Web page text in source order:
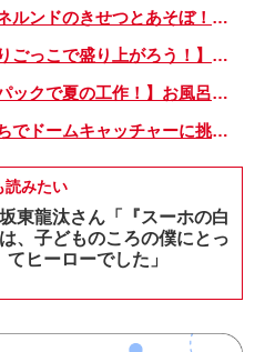
【ボーネルンドのきせつとあそぼ！】画用紙に、塗って、切って、貼って完成！ 夏を彩る元気なお花「カラフルサンフラワー」の作り方
【夏祭りごっこで盛り上がろう！】紙皿やストローでフォトプロップス風のおしゃれな「おめん」の作り方
【牛乳パックで夏の工作！】お風呂やおうちプールで水に浮かべてあそぼ！「牛乳パックのぷかぷかボート」
【おうちでドームキャッチャーに挑戦だ】アンパンマン わくわくドームキャッチャー
読みたい
東龍汰さん「『スーホの白
、子どものころの僕にとっ
てヒーローでした」